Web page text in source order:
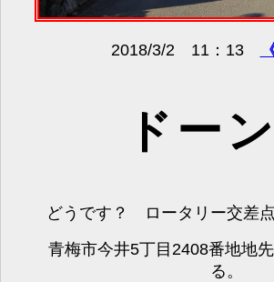
2018/3/2 11：13
ドー
どうです？ ロータリー交差点
青梅市今井5丁目2408番地地
る。